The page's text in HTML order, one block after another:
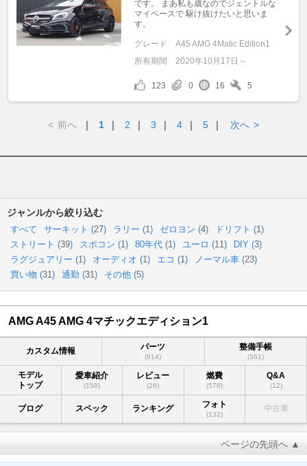
です。 まあ私も歳なのでジェントルな
マイペースで 駆け抜けたいと思いま
す。
グレード
A45 AMG 4Matic Edition1
所有期間
2020年10月17日～
123 0 16 5
< 前へ ｜ 1 ｜ 2 ｜ 3 ｜ 4 ｜ 5 ｜ 次へ >
ジャンルから絞り込む
すべて サーキット (27) ラリー (1 ) ゼロヨン (4) ドリフト (1 )
ストリート (39) スポコン (1 ) 80年代 (1 ) ユーロ (11 ) DIY (3)
ラグジュアリー (1 ) オーディオ (1 ) エコ (1 ) ノーマル車 (23)
買い物 (31 ) 通勤 (31 ) その他 (5)
AMG A45 AMG 4マチックエディション1
カスタム情報 パーツ
(814)
整備手帳
(361)
モデル
トップ
愛車紹介
(158)
レビュー
(26)
燃費
(578)
Q&A
(12)
ブログ スペック ランキング フォト
(132)
中古車
ページの先頭へ ▲